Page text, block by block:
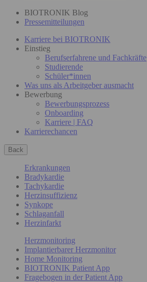
BIOTRONIK Blog
Pressemitteilungen
Karriere bei BIOTRONIK
Einstieg
Berufserfahrene und Fachkräfte
Studierende
Schüler*innen
Was uns als Arbeitgeber ausmacht
Bewerbung
Bewerbungsprozess
Onboarding
Karriere | FAQ
Karrierechancen
Back
Erkrankungen
Bradykardie
Tachykardie
Herzinsuffizienz
Synkope
Schlaganfall
Herzinfarkt
Herzmonitoring
Implantierbarer Herzmonitor
Home Monitoring
BIOTRONIK Patient App
Fragebogen in der Patient App